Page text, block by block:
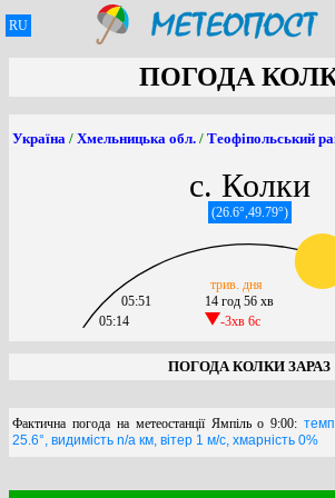
RU
ПОГОДА
Україна / Хмельницька обл. / Теофіпольський
с. Колки
(26.6°,49.79°)
05:14
05:51
14 год 56 хв
-3хв 6c
трив. дня
ПОГОДА КОЛКИ ЗАРАЗ
Фактична погода на метеостанції Ямпіль о 9:00:
25.6°, видимість n/a км, вітер 1 м/с, хмарність 0%